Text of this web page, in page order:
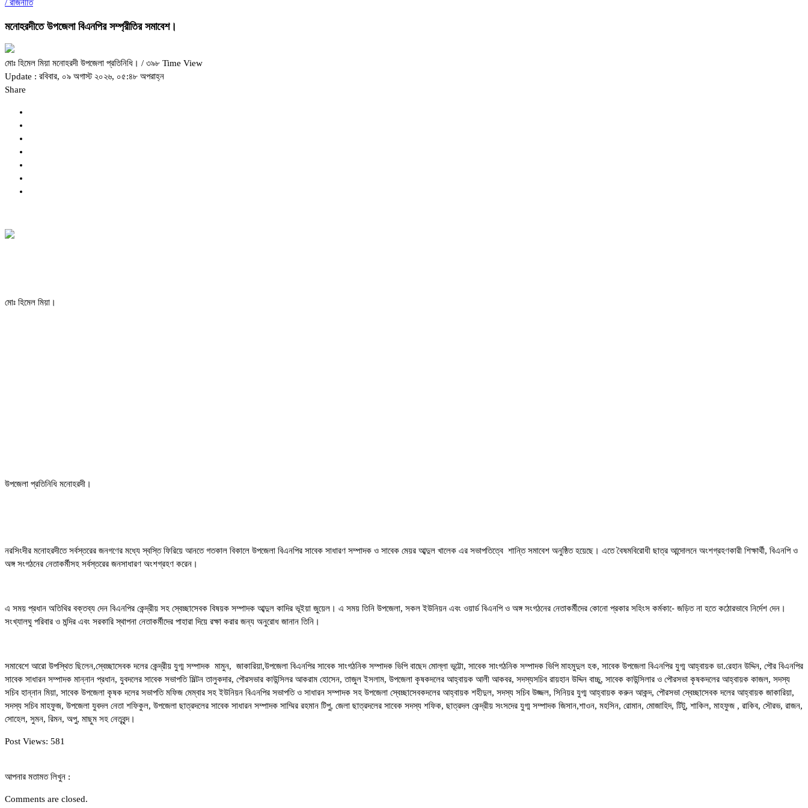
/ রাজনীতি
মনোহরদীতে উপজেলা বিএনপির সম্প্রীতির সমাবেশ।
মোঃ হিমেল মিয়া মনোহরদী উপজেলা প্রতিনিধি। / ৩৯৮ Time View
Update : রবিবার, ০৯ অগাস্ট ২০২৬, ০৫:৪৮ অপরাহ্ন
Share
মোঃ হিমেল মিয়া।
উপজেলা প্রতিনিধি মনোহরদী।
নরসিংদীর মনোহরদীতে সর্বস্তরের জনগণের মধ্যে স্বস্তি ফিরিয়ে আনতে গতকাল বিকালে উপজেলা বিএনপির সাবেক সাধারণ সম্পাদক ও সাবেক মেয়র আব্দুল খালেক এর সভাপতিত্বে শান্তি সমাবেশ অনুষ্ঠিত হয়েছে। এতে বৈষমবিরোধী ছাত্র আন্দোলনে অংশগ্রহণকারী শিক্ষার্থী, বিএনপি ও
অঙ্গ সংগঠনের নেতাকর্মীসহ সর্বস্তরের জনসাধারণ অংশগ্রহণ করেন।
এ সময় প্রধান অতিথির বক্তব্য দেন বিএনপির কেন্দ্রীয় সহ স্বেচ্ছাসেবক বিষয়ক সম্পাদক আব্দুল কাদির ভূইয়া জুয়েল। এ সময় তিনি উপজেলা, সকল ইউনিয়ন এবং ওয়ার্ড বিএনপি ও অঙ্গ সংগঠনের নেতাকর্মীদের কোনো প্রকার সহিংস কর্মকা-ে জড়িত না হতে কঠোরভাবে নির্দেশ দেন।
সংখ্যালঘু পরিবার ও মন্দির এবং সরকারি স্থাপনা নেতাকর্মীদের পাহারা দিয়ে রক্ষা করার জন্য অনুরোধ জানান তিনি।
সমাবেশে আরো উপস্থিত ছিলেন,স্বেচ্ছাসেবক দলের কেন্দ্রীয় যুগ্ম সম্পাদক মামুন, জাকারিয়া,উপজেলা বিএনপির সাবেক সাংগঠনিক সম্পাদক ভিপি বাছেদ মোল্লা ভূট্টো, সাবেক সাংগঠনিক সম্পাদক ভিপি মাহমুদুল হক, সাবেক উপজেলা বিএনপির যুগ্ম আহ্বায়ক ডা.রেহান উদ্দিন, পৌর বিএনপির
সাবেক সাধারন সম্পাদক মান্নান প্রধান, যুবদলের সাবেক সভাপতি মিল্টন তালুকদার, পৌরসভার কাউন্সিলর আকরাম হোসেন, তাজুল ইসলাম, উপজেলা কৃষকদলের আহ্বায়ক আলী আকবর, সদস্যসচিব রায়হান উদ্দিন বাচ্চু, সাবেক কাউন্সিলার ও পৌরসভা কৃষকদলের আহ্বায়ক কাজল, সদস্য
সচিব হান্নান মিয়া, সাবেক উপজেলা কৃষক দলের সভাপতি মফিজ মেম্বার সহ ইউনিয়ন বিএনপির সভাপতি ও সাধারন সম্পাদক সহ উপজেলা স্বেচ্ছাসেবকদলের আহ্বায়ক শহীদুল, সদস্য সচিব উজ্জল, সিনিয়র যুগ্ম আহ্বায়ক করুন আকন্দ, পৌরসভা স্বেচ্ছাসেবক দলের আহ্বায়ক জাকারিয়া,
সদস্য সচিব মাহফুজ, উপজেলা যুবদল নেতা শফিকুল, উপজেলা ছাত্রদলের সাবেক সাধারন সম্পাদক সাম্মির রহমান টিপু, জেলা ছাত্রদলের সাবেক সদস্য শফিক, ছাত্রদল কেন্দ্রীয় সংসদের যুগ্ম সম্পাদক জিসান,শাওন, মহসিন, রোমান, মোজাহিদ, টিটু, শাকিল, মাহফুজ , রাকিব, সৌরভ, রাজন,
সোহেল, সুমন, রিমন, অপু, মাছুম সহ নেতৃবৃন্দ।
Post Views: 581
আপনার মতামত লিখুন :
Comments are closed.